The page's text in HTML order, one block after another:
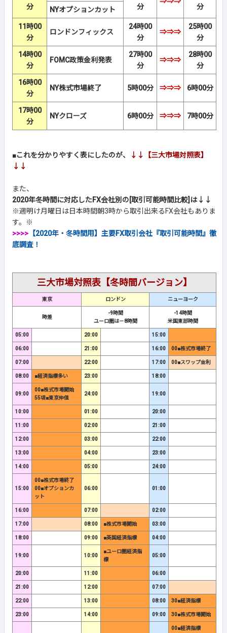
分
分
分
NYオプションカット
11時00
分
ロンドンフィックス
24時00
分
⇒⇒⇒
25時00
分
14時00
分
FOMC政策金利発表
27時00
分
⇒⇒⇒
28時00
分
16時00
分
NY株式市場終了 5時00分 ⇒⇒⇒ 6時00分
17時00
分
NYクローズ 6時00分 ⇒⇒⇒ 7時00分
■これを分かりやすく表にしたのが、
↓↓【三大市場対照表】
↓↓
また、
2020年冬時間に対応したFX会社別の[取引可能時間比較]は↓↓
※週明け月曜日は日本時間朝3時から取引出来るFX会社もありま
す。※
>>>> 【2020年・冬時間用】主要FX取引会社『取引可能時間』徹
底調査！
三大市場対照表【冬時間バージョン】
東京 ロンドン ニューヨーク
時差
-9時間
ユーロ圏は－8時間
-14時間
米国東部時間
05:00 20:00 15:00
06:00 21:00 16:00 00■株式市場終了
07:00 22:00 17:00 00■スワップ金利
08:00 ■経済指標多い 23:00 18:00
09:00
00■株式市場開始
55頃■東京仲値
24:00 19:00
10:00 01:00 20:00
11:00 02:00 21:00
12:00 03:00 22:00
13:00 04:00 23:00
14:00 05:00 24:00
15:00
00■株式市場終了
00■オプションカ
ット
06:00 01:00
16:00 07:00 02:00
17:00 08:00 ■株式市場開始 03:00
18:00 09:00 ■英国経済指標 04:00
19:00 10:00
■ユーロ圏経済指
標
05:00
20:00 11:00 06:00
21:00 12:00 07:00
22:00 13:00 08:00 30■経済指標
23:00 14:00 09:00 30■株式市場開始
00■経済指標